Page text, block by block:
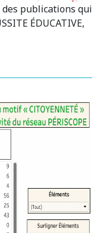
publications qui
ÉDUCATIVE,